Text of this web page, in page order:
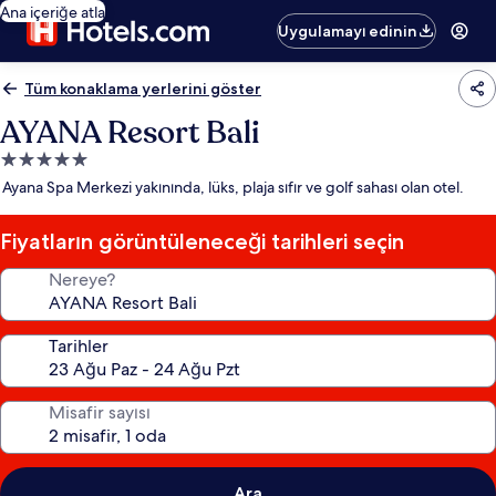
Ana içeriğe atla
Uygulamayı edinin
Tüm konaklama yerlerini göster
AYANA Resort Bali
5.0
yıldızlı
yeri
Ayana Spa Merkezi yakınında, lüks, plaja sıfır ve golf sahası olan otel.
Fiyatların görüntüleneceği tarihleri seçin
Nereye?
Tarihler
Misafir sayısı